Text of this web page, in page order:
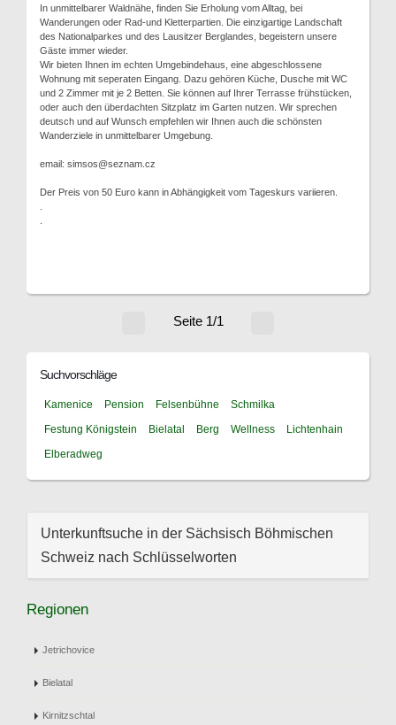
In unmittelbarer Waldnähe, finden Sie Erholung vom Alltag, bei
Wanderungen oder Rad-und Kletterpartien. Die einzigartige Landschaft
des Nationalparkes und des Lausitzer Berglandes, begeistern unsere
Gäste immer wieder.
Wir bieten Ihnen im echten Umgebindehaus, eine abgeschlossene
Wohnung mit seperaten Eingang. Dazu gehören Küche, Dusche mit WC
und 2 Zimmer mit je 2 Betten. Sie können auf Ihrer Terrasse frühstücken,
oder auch den überdachten Sitzplatz im Garten nutzen. Wir sprechen
deutsch und auf Wunsch empfehlen wir Ihnen auch die schönsten
Wanderziele in unmittelbarer Umgebung.
email: simsos@seznam.cz
Der Preis von 50 Euro kann in Abhängigkeit vom Tageskurs variieren.
Seite 1/1
Suchvorschläge
Kamenice Pension Felsenbühne
Schmilka
Festung Königstein
Bielatal Berg Wellness
Lichtenhain
Elberadweg
Unterkunftsuche in der Sächsisch Böhmischen
Schweiz nach Schlüsselworten
Regionen
Jetrichovice
Bielatal
Kirnitzschtal